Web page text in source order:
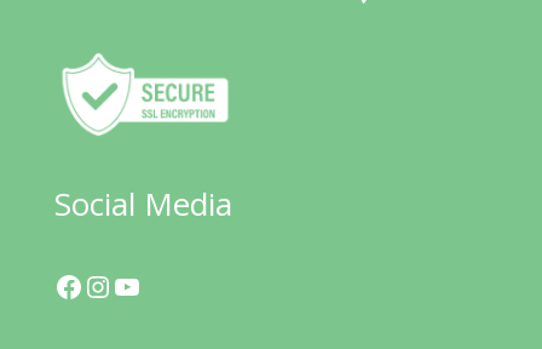
Social Media
Facebook
Instagram
YouTube